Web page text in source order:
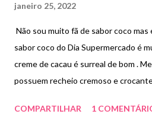
janeiro 25, 2022
Não sou muito fã de sabor coco
sabor coco do Dia Supermercado é
creme de cacau é surreal de bom .
possuem recheio cremoso e
promoção e R$10,30 o de cacau .
COMPARTILHAR 1